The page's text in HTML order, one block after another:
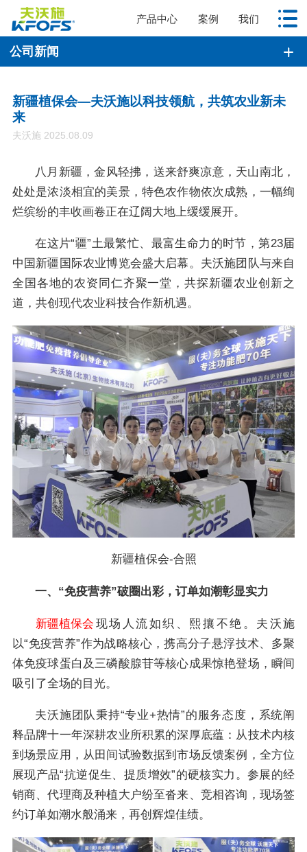
产品中心 案例 我们
公司新闻
新疆植保会—夫沃施以科技领航，共筑农业新未
来
夫沃施 2025.08.09
八月新疆，金风轻拂，送来舒爽凉意，天山南北，
处处是浓淡相宜的美景，特色农作物依次成熟，一幅绚
烂缤纷的丰收画卷正在辽阔大地上缓缓展开。
在这片“疆”土最繁忙、最富生命力的时节，第23届
中国新疆国际农业博览会盛大启幕。夫沃施团队与来自
全国各地的农资同仁齐聚一堂，共探新疆农业创新之
道，共创现代农业科技合作新机遇。
新疆植保会-合照
一、“免疫营养”破圈出彩，订单如潮彰显实力
新疆植保会 现场人流如织、熙攘不绝。夫沃施
以“免疫营养”作为战略核心，携高分子悬浮技术、多聚
体免疫球蛋白及三磷酸腺苷等核心成果惊艳登场，瞬间
吸引了全场的目光。
夫沃施团队秉持“专业+热情”的服务态度，系统阐
释品牌十一年深耕农业所积累的深厚底蕴：从技术内核
到场景应用，从田间试验数据到市场反馈案例，全方位
展现产品“抗逆促生、提质增效”的硬核实力。参展的经
销商、代理商及种植大户纷至沓来、竞相咨询，现场签
约订单如潮水般涌来，再创辉煌佳绩。